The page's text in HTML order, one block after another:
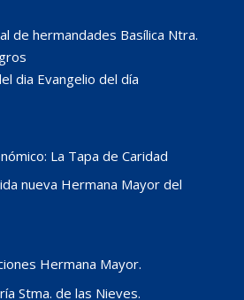
Basílica Ntra.
Evangelio del día
La Tapa de Caridad
nueva Hermana Mayor del
Hermana Mayor.
Stma. de las Nieves.